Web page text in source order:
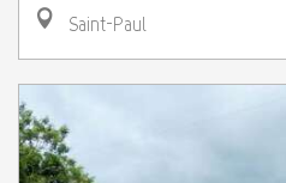
Saint-Paul